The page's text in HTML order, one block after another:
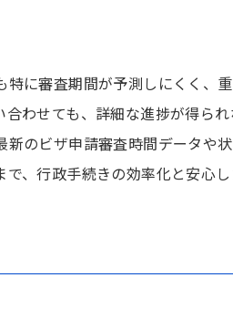
に審査期間が予測しにくく、
わせても、詳細な進捗が得られ
のビザ申請審査時間データや
、行政手続きの効率化と安心